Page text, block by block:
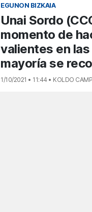
EGUNON BIZKAIA
Unai Sordo
momento de
valientes en las
mayoría se
1/10/2021 • 11:44 • KOLDO